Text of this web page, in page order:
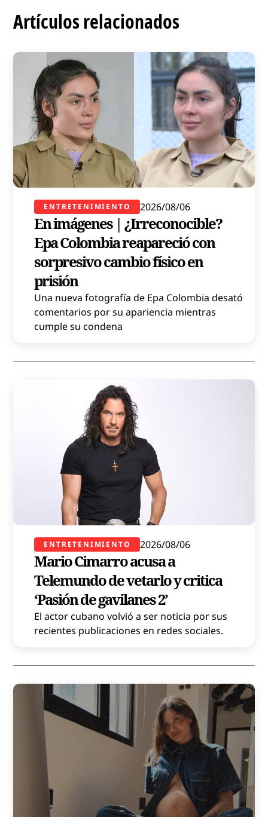
Artículos relacionados
ENTRETENIMIENTO 2026/08/06
En imágenes | ¿Irreconocible?
Epa Colombia reapareció con
sorpresivo cambio físico en
prisión
Una nueva fotografía de Epa Colombia desató
comentarios por su apariencia mientras
cumple su condena
ENTRETENIMIENTO 2026/08/06
Mario Cimarro acusa a
Telemundo de vetarlo y critica
‘Pasión de gavilanes 2’
El actor cubano volvió a ser noticia por sus
recientes publicaciones en redes sociales.